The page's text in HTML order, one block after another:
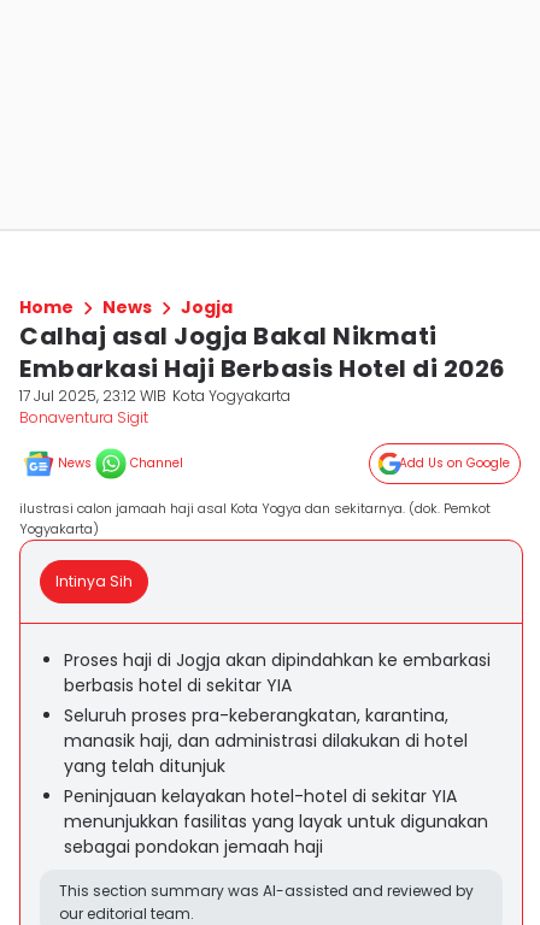
Home News Jogja
Calhaj asal Jogja Bakal Nikmati
Embarkasi Haji Berbasis Hotel di 2026
17 Jul 2025, 23:12 WIB Kota Yogyakarta
Bonaventura Sigit
News Channel Add Us on Google
ilustrasi calon jamaah haji asal Kota Yogya dan sekitarnya. (dok. Pemkot
Yogyakarta)
Intinya Sih
Proses haji di Jogja akan dipindahkan ke embarkasi
berbasis hotel di sekitar YIA
Seluruh proses pra-keberangkatan, karantina,
manasik haji, dan administrasi dilakukan di hotel
yang telah ditunjuk
Peninjauan kelayakan hotel-hotel di sekitar YIA
menunjukkan fasilitas yang layak untuk digunakan
sebagai pondokan jemaah haji
This section summary was AI-assisted and reviewed by
our editorial team.